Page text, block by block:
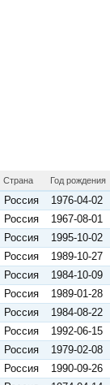
Страна Год рождения
Россия
1976-04-02
Россия
1967-08-01
Россия
1995-10-02
Россия
1989-10-27
Россия
1984-10-09
Россия
1989-01-28
Россия
1984-08-22
Россия
1992-06-15
Россия
1979-02-08
Россия
1990-09-26